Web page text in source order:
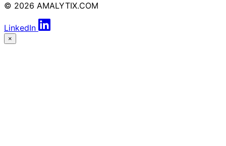
© 2026 AMALYTIX.COM
LinkedIn
×